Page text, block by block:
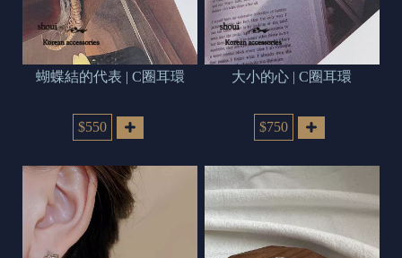
蝴蝶結的代表 | C圈耳環
$550
大小的心 | C圈耳環
$750